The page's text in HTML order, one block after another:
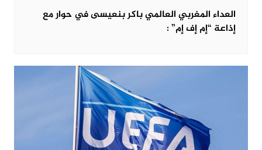
العداء المغربي العالمي باكر بنعيسى في حوار مع
إذاعة “إم إف إم” :